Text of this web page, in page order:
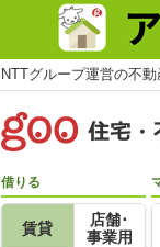
NTTグループ運営の不
借りる
賃貸
店舗･
事業用